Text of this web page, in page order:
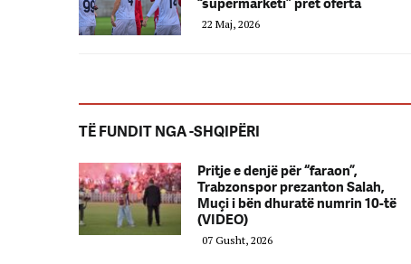
“supermarketi” pret oferta
22 Maj, 2026
TË FUNDIT NGA -SHQIPËRI
Pritje e denjë për “faraon”,
Trabzonspor prezanton Salah,
Muçi i bën dhuratë numrin 10-të
(VIDEO)
07 Gusht, 2026